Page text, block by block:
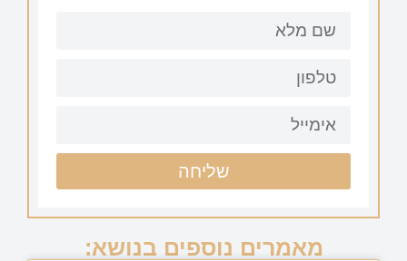
שליחה
מאמרים נוספים בנושא: